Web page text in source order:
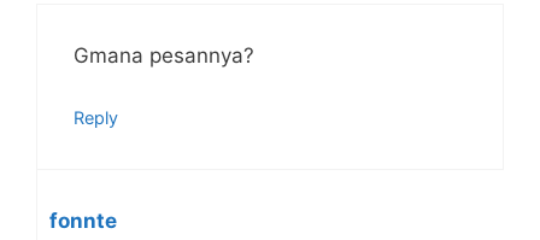
Gmana pesannya?
Reply
fonnte